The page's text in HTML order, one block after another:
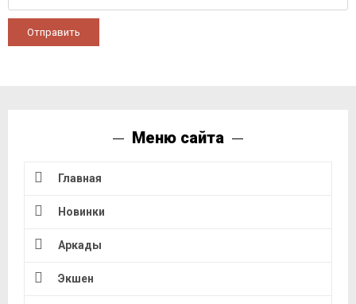
Отправить
Меню сайта
Главная
Новинки
Аркады
Экшен